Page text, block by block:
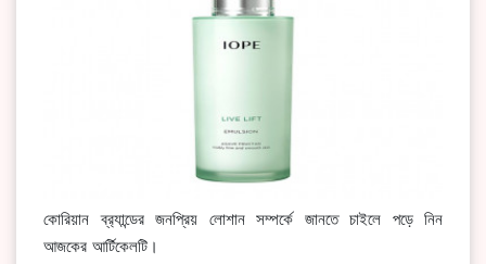
কোরিয়ান ব্র‍্যান্ডের জনপ্রিয় লোশান সম্পর্কে জানতে চাইলে পড়ে নিন
আজকের আর্টিকেলটি।